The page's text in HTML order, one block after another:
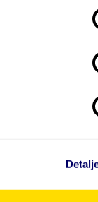
ta
tilbyr alt fra